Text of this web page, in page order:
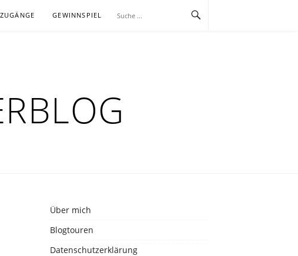
GEWINNSPIEL
Über mich
Blogtouren
Datenschutzerklärung